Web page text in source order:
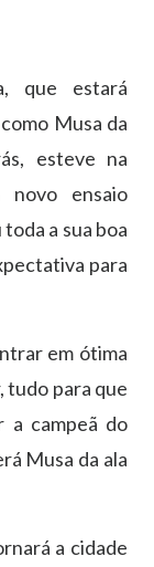
que estará
Musa da
esteve na
novo ensaio
a sua boa
para
em ótima
tudo para que
a campeã do
Musa da ala
a cidade